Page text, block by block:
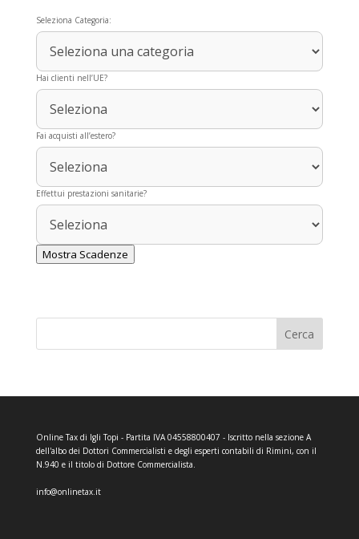
Seleziona Categoria:
Hai clienti nell’UE?
Fai acquisti all’estero?
Effettui prestazioni sanitarie?
Mostra Scadenze
Cerca
Online Tax di Igli Topi - Partita IVA 04558800407 - Iscritto nella sezione A
dell'albo dei Dottori Commercialisti e degli esperti contabili di Rimini, con il
N.940 e il titolo di Dottore Commercialista.
info@onlinetax.it